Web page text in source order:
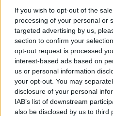
If you wish to opt-out of the
processing of your personal or
targeted advertising by us,
section to confirm your
opt-out request is processed
interest-based ads based on
us or personal information
your opt-out. You may
disclosure of your personal
IAB’s list of downstream
also be disclosed by us to third
AUTORE